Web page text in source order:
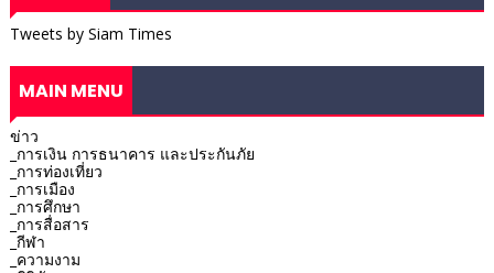
Tweets by Siam Times
MAIN MENU
ข่าว
_การเงิน การธนาคาร และประกันภัย
_การท่องเที่ยว
_การเมือง
_การศึกษา
_การสื่อสาร
_กีฬา
_ความงาม